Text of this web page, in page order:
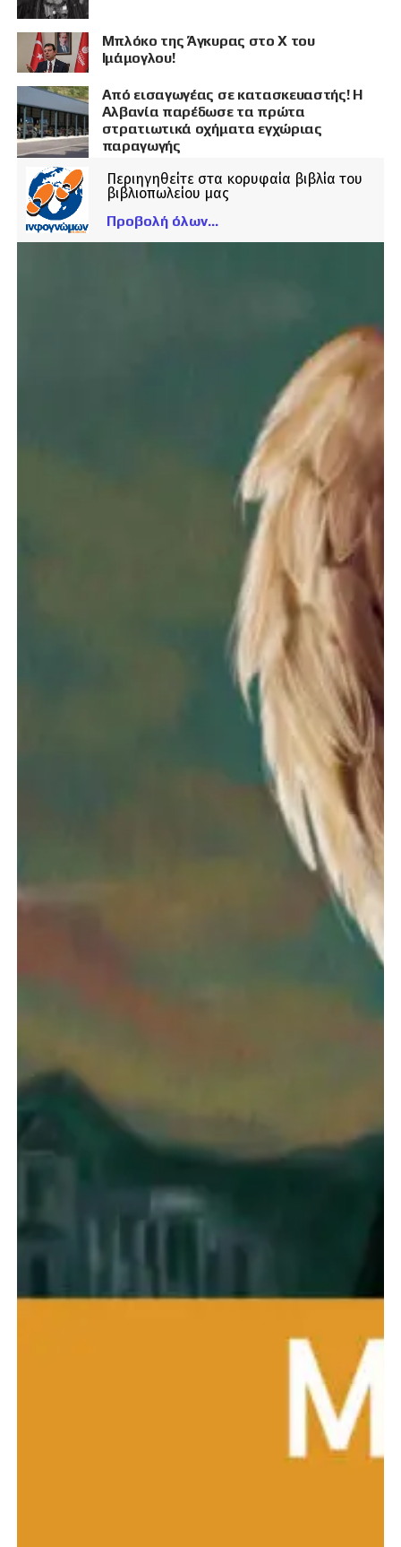
Μπλόκο της Άγκυρας στο X του
Ιμάμογλου!
Από εισαγωγέας σε κατασκευαστής! Η
Αλβανία παρέδωσε τα πρώτα
στρατιωτικά οχήματα εγχώριας
παραγωγής
Περιηγηθείτε στα κορυφαία βιβλία του
βιβλιοπωλείου μας
Προβολή όλων